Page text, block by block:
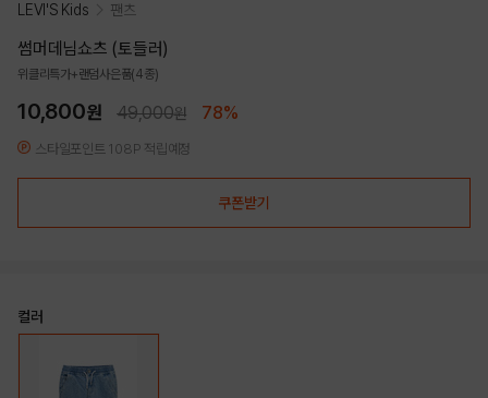
LEVI'S Kids 팬츠
썸머데님쇼츠 (토들러)
위클리특가+랜덤사은품(4종)
10,800원 49,000원 78%
스타일포인트 108P 적립예정
쿠폰받기
컬러